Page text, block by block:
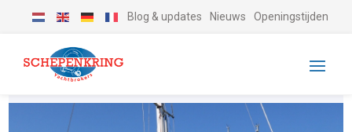
Blog & updates Nieuws Openingstijden